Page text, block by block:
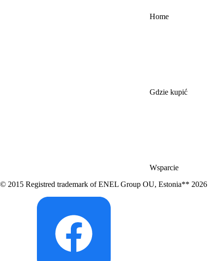
Home
Gdzie kupić
Wsparcie
© 2015 Registred trademark of ENEL Group OU, Estonia** 2026